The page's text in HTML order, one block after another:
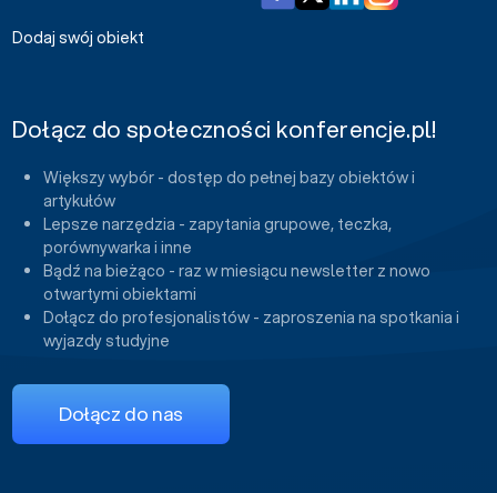
Dodaj swój obiekt
Dołącz do społeczności konferencje.pl!
Większy wybór - dostęp do pełnej bazy obiektów i
artykułów
Lepsze narzędzia - zapytania grupowe, teczka,
porównywarka i inne
Bądź na bieżąco - raz w miesiącu newsletter z nowo
otwartymi obiektami
Dołącz do profesjonalistów - zaproszenia na spotkania i
wyjazdy studyjne
Dołącz do nas